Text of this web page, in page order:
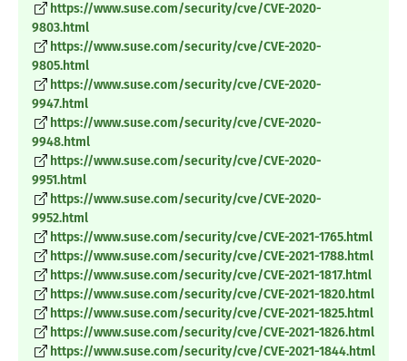
https://www.suse.com/security/cve/CVE-2020-
9803.html
https://www.suse.com/security/cve/CVE-2020-
9805.html
https://www.suse.com/security/cve/CVE-2020-
9947.html
https://www.suse.com/security/cve/CVE-2020-
9948.html
https://www.suse.com/security/cve/CVE-2020-
9951.html
https://www.suse.com/security/cve/CVE-2020-
9952.html
https://www.suse.com/security/cve/CVE-2021-1765.html
https://www.suse.com/security/cve/CVE-2021-1788.html
https://www.suse.com/security/cve/CVE-2021-1817.html
https://www.suse.com/security/cve/CVE-2021-1820.html
https://www.suse.com/security/cve/CVE-2021-1825.html
https://www.suse.com/security/cve/CVE-2021-1826.html
https://www.suse.com/security/cve/CVE-2021-1844.html